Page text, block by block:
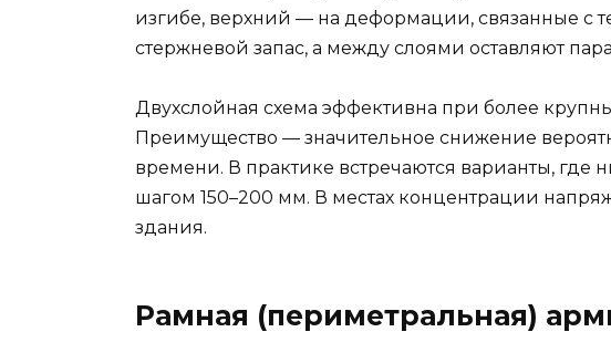
изгибе, верхний — на деформации, связанные с
стержневой запас, а между слоями оставляют
Двухслойная схема эффективна при более
Преимущество — значительное снижение
времени. В практике встречаются варианты,
шагом 150–200 мм. В местах концентрации
здания.
Рамная (периметральная)